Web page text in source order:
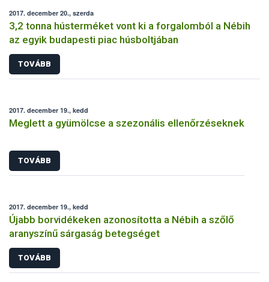
2017. december 20., szerda
3,2 tonna hústerméket vont ki a forgalomból a Nébih
az egyik budapesti piac húsboltjában
TOVÁBB
2017. december 19., kedd
Meglett a gyümölcse a szezonális ellenőrzéseknek
TOVÁBB
2017. december 19., kedd
Újabb borvidékeken azonosította a Nébih a szőlő
aranyszínű sárgaság betegséget
TOVÁBB